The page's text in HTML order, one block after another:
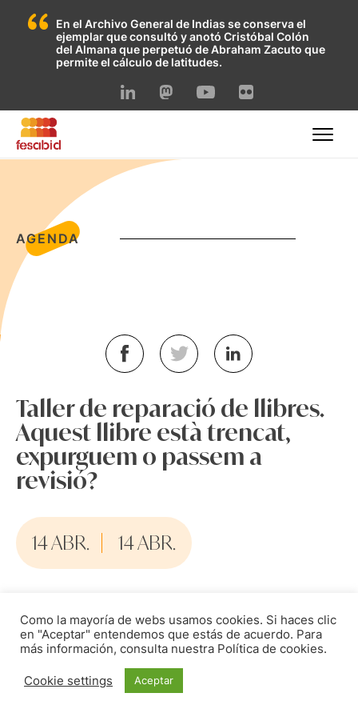
En el Archivo General de Indias se conserva el
ejemplar que consultó y anotó Cristóbal Colón
del Almana que perpetuó de Abraham Zacuto que
permite el cálculo de latitudes.
Skip
AGENDA
Taller de reparació de llibres.
Aquest llibre està trencat,
expurguem o passem a
revisió?
14 ABR. 14 ABR.
Castelló
Col.legi Oficial de Bibliotecaris i
Como la mayoría de webs usamos cookies. Si haces clic
en "Aceptar" entendemos que estás de acuerdo. Para
más información, consulta nuestra Política de cookies.
Cookie settings Aceptar